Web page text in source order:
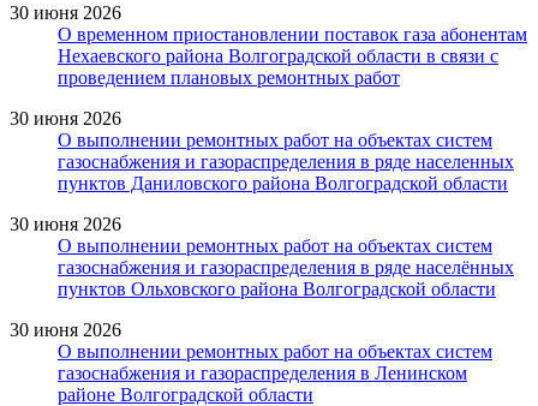
30 июня 2026
О временном приостановлении поставок газа абонентам
Нехаевского района Волгоградской области в связи с
проведением плановых ремонтных работ
30 июня 2026
О выполнении ремонтных работ на объектах систем
газоснабжения и газораспределения в ряде населенных
пунктов Даниловского района Волгоградской области
30 июня 2026
О выполнении ремонтных работ на объектах систем
газоснабжения и газораспределения в ряде населённых
пунктов Ольховского района Волгоградской области
30 июня 2026
О выполнении ремонтных работ на объектах систем
газоснабжения и газораспределения в Ленинском
районе Волгоградской области